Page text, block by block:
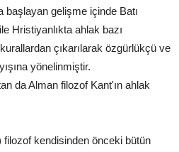
başlayan gelişme içinde Batı
Hristiyanlıkta ahlak bazı
çıkarılarak özgürlükçü ve
yönelinmiştir.
da Alman filozof Kant'ın ahlak
kendisinden önceki bütün